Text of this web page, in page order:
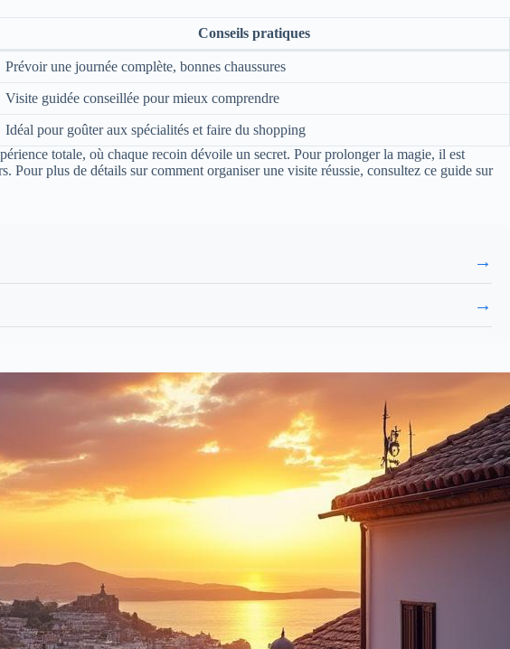
Conseils pratiques
Prévoir une journée complète, bonnes chaussures
Visite guidée conseillée pour mieux comprendre
Idéal pour goûter aux spécialités et faire du shopping
totale, où chaque recoin dévoile un secret. Pour prolonger la magie, il est
Pour plus de détails sur comment organiser une visite réussie, consultez ce guide sur
→
→